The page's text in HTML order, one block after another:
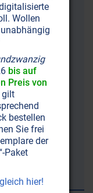
Wollen
bis auf
Preis von
gilt
bestellen
Sie frei
der
Paket
hier!